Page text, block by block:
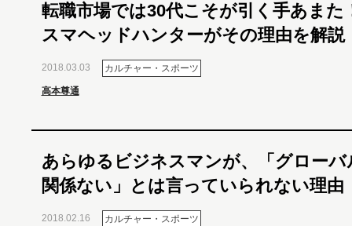
転職市場では30代こそが引く手あま
スマヘッドハンターがその理由を解説
2018.03.03 カルチャー・スポーツ
高本尊通
あらゆるビジネスマンが、「グローバ
関係ない」とは言っていられない理由
2018.02.16 カルチャー・スポーツ